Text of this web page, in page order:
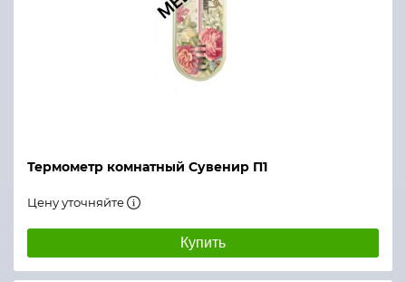
Термометр комнатный Сувенир П1
Цену уточняйте
Купить